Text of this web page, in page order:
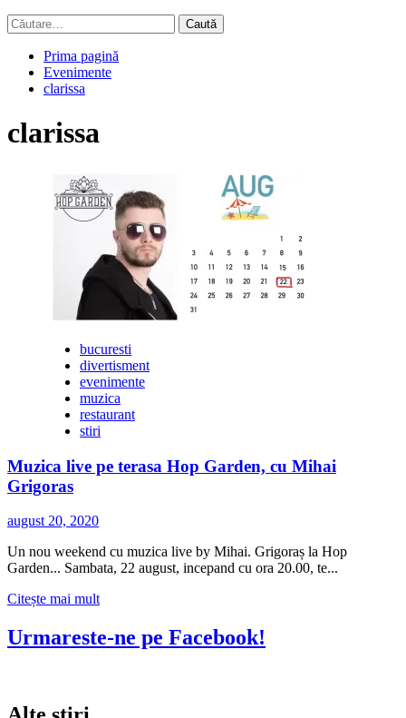
Caută
după:
Prima pagină
Evenimente
clarissa
clarissa
bucuresti
divertisment
evenimente
muzica
restaurant
stiri
Muzica live pe terasa Hop Garden, cu Mihai
Grigoras
august 20, 2020
Un nou weekend cu muzica live by Mihai. Grigoraș la Hop
Garden... Sambata, 22 august, incepand cu ora 20.00, te...
Citește mai multCitește
despre
Urmareste-ne pe Facebook!